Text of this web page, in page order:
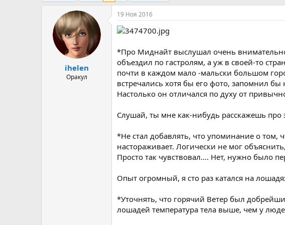
р
м
ы
н
а
ч
а
л
а
ihelen
Оракул
19 Ноя 2016
*Про Миднайт выслушал очень
объездил по гастролям, а уж в своей-то
почти в каждом мало -мальски большом
встречались хотя бы его фото, запомнил
Настолько он отличался по духу от
Слушай, ты мне как-нибудь расскажешь про
*Не стал добавлять, что упоминание о том,
настораживает. Логически не мог
Просто так чувствовал.... Нет, нужно было
Опыт огромный, я сто раз катался на
*Уточнять, что горячий Ветер был
лошадей температура тела выше, чем у